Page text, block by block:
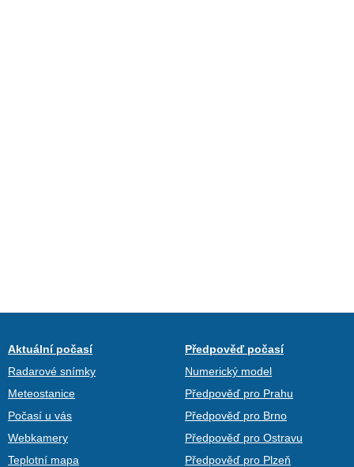
Aktuální počasí
Radarové snímky
Meteostanice
Počasí u vás
Webkamery
Teplotní mapa
Předpověď počasí
Numerický model
Předpověď pro Prahu
Předpověď pro Brno
Předpověď pro Ostravu
Předpověď pro Plzeň